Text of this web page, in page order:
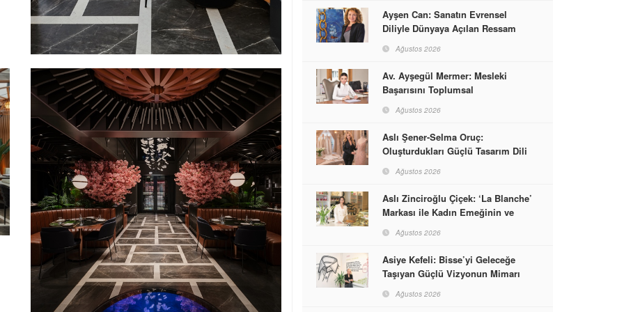
Ayşen Can: Sanatın Evrensel
Diliyle Dünyaya Açılan Ressam
Ağustos 2026
Av. Ayşegül Mermer: Mesleki
Başarısını Toplumsal
Ağustos 2026
Aslı Şener-Selma Oruç:
Oluşturdukları Güçlü Tasarım Dili
Dünyasına İmzalarını Attılar
Ağustos 2026
Aslı Zinciroğlu Çiçek: ‘La Blanche’
Markası ile Kadın Emeğinin ve
Başarabileceğinin En Güzel
Örneğini Sunuyor
Ağustos 2026
Asiye Kefeli: Bisse’yi Geleceğe
Taşıyan Güçlü Vizyonun Mimarı
Ağustos 2026